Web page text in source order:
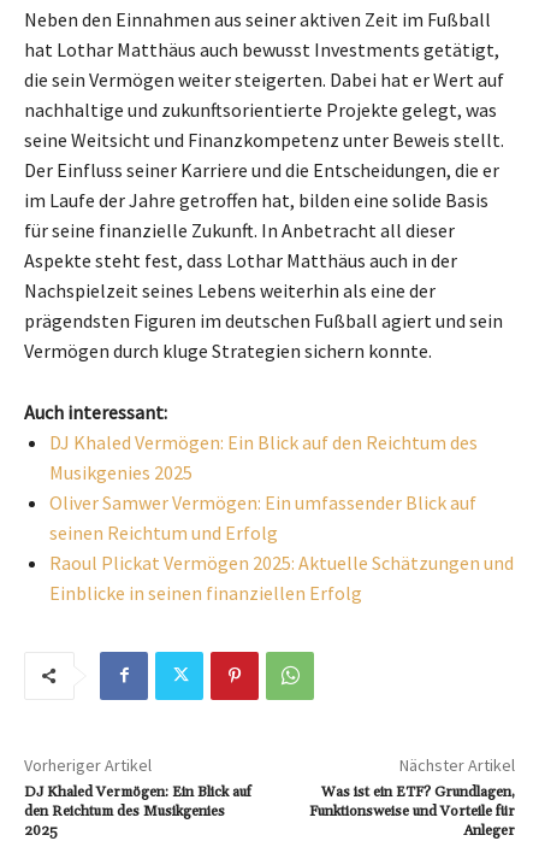
Neben den Einnahmen aus seiner aktiven Zeit im Fußball
hat Lothar Matthäus auch bewusst Investments getätigt,
die sein Vermögen weiter steigerten. Dabei hat er Wert auf
nachhaltige und zukunftsorientierte Projekte gelegt, was
seine Weitsicht und Finanzkompetenz unter Beweis stellt.
Der Einfluss seiner Karriere und die Entscheidungen, die er
im Laufe der Jahre getroffen hat, bilden eine solide Basis
für seine finanzielle Zukunft. In Anbetracht all dieser
Aspekte steht fest, dass Lothar Matthäus auch in der
Nachspielzeit seines Lebens weiterhin als eine der
prägendsten Figuren im deutschen Fußball agiert und sein
Vermögen durch kluge Strategien sichern konnte.
Auch interessant:
DJ Khaled Vermögen: Ein Blick auf den Reichtum des
Musikgenies 2025
Oliver Samwer Vermögen: Ein umfassender Blick auf
seinen Reichtum und Erfolg
Raoul Plickat Vermögen 2025: Aktuelle Schätzungen und
Einblicke in seinen finanziellen Erfolg
Vorheriger Artikel
DJ Khaled Vermögen: Ein Blick auf
den Reichtum des Musikgenies
2025
Nächster Artikel
Was ist ein ETF? Grundlagen,
Funktionsweise und Vorteile für
Anleger